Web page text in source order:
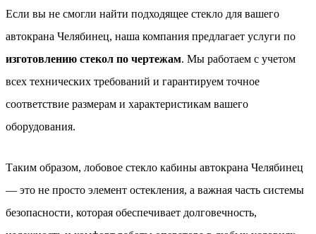
Если вы не смогли найти подходящее стекло для вашего
автокрана Челябинец, наша компания предлагает услуги по
изготовлению стекол по чертежам. Мы работаем с учетом
всех технических требований и гарантируем точное
соответствие размерам и характеристикам вашего
оборудования.
Таким образом, лобовое стекло кабины автокрана Челябинец
— это не просто элемент остекления, а важная часть системы
безопасности, которая обеспечивает долговечность,